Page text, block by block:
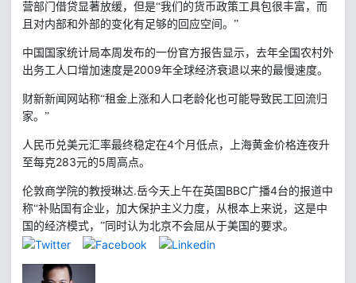
营部门借贷显著放缓，但是“我们的货币政策工具包很丰富，而
且对内部和外部的变化有足够的回应空间。”
中国国家统计局本周发布的一份官方报告显示，去年全国农村外
出务工人口增加速度是2009年全球经济衰退以来的最慢速度。
财新新闻网站称“租金上涨和人口老龄化也可能导致民工回流归
家。”
人民币兑美元汇率最终稳定在4个月低点，上海黄金价格连夜升
至每克283元的5周高点。
伦敦商学院的教授琳达.岳今天上午在英国 BBC广播4台的报道中
称“补贴国有企业，加大保护主义力度，从根本上来说，这是中
国的经济模式，”同时认为北京不会屈从于美国的要求。